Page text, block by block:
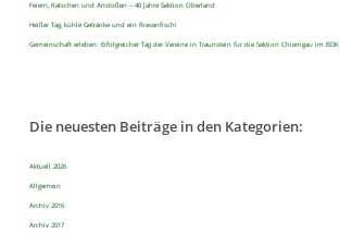
Feiern, Ratschen und Anstoßen – 40 Jahre Sektion Oberland
Heißer Tag, kühle Getränke und ein Riesenfisch!
Gemeinschaft erleben: Erfolgreicher Tag der Vereine in Traunstein für die Sektion Chiemgau im BDK
Die neuesten Beiträge in den Kategorien:
Aktuell 2026
Allgemein
Archiv 2016
Archiv 2017